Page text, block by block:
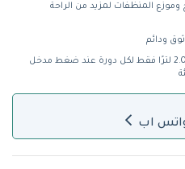
المنظفات لمزيد من الراحة
ودائم
يتطلب استهلاكًا منخفضًا للمياه يبلغ 2.0 لترًا فقط لكل دورة عند ضغط مدخل
اب